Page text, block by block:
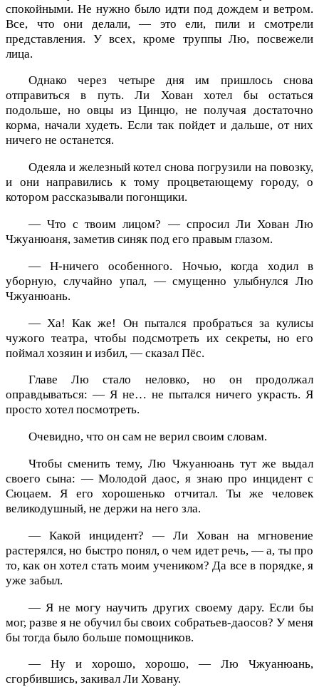
спокойными. Не нужно было идти под дождем и ветром.
Все, что они делали, — это ели, пили и смотрели
представления. У всех, кроме труппы Лю, посвежели
лица.
Однако через четыре дня им пришлось снова
отправиться в путь. Ли Хован хотел бы остаться
подольше, но овцы из Цинцю, не получая достаточно
корма, начали худеть. Если так пойдет и дальше, от них
ничего не останется.
Одеяла и железный котел снова погрузили на повозку,
и они направились к тому процветающему городу, о
котором рассказывали погонщики.
— Что с твоим лицом? — спросил Ли Хован Лю
Чжуанюаня, заметив синяк под его правым глазом.
— Н-ничего особенного. Ночью, когда ходил в
уборную, случайно упал, — смущенно улыбнулся Лю
Чжуанюань.
— Ха! Как же! Он пытался пробраться за кулисы
чужого театра, чтобы подсмотреть их секреты, но его
поймал хозяин и избил, — сказал Пёс.
Главе Лю стало неловко, но он продолжал
оправдываться: — Я не… не пытался ничего украсть. Я
просто хотел посмотреть.
Очевидно, что он сам не верил своим словам.
Чтобы сменить тему, Лю Чжуанюань тут же выдал
своего сына: — Молодой даос, я знаю про инцидент с
Сюцаем. Я его хорошенько отчитал. Ты же человек
великодушный, не держи на него зла.
— Какой инцидент? — Ли Хован на мгновение
растерялся, но быстро понял, о чем идет речь, — а, ты про
то, как он хотел стать моим учеником? Да все в порядке, я
уже забыл.
— Я не могу научить других своему дару. Если бы
мог, разве я не обучил бы своих собратьев-даосов? У меня
бы тогда было больше помощников.
— Ну и хорошо, хорошо, — Лю Чжуанюань,
сгорбившись, закивал Ли Ховану.